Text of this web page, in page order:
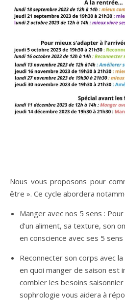
Nous vous proposons pour
être ». Ce cycle abordera
Manger avec nos 5 sens :
d’un aliment, sa texture, son
en conscience avec ses 5 sens
Reconnecter son corps avec
en quoi manger de saison est
combler les besoins
sophrologie vous aidera à